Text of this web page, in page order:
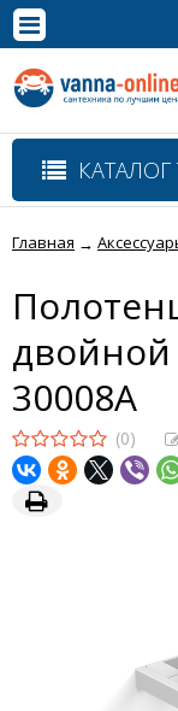
Полная версия сайта
Главная →
двойной
30008A
(0)